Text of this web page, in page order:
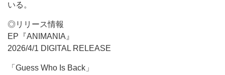
いる。
◎リリース情報
EP『ANIMANIA』
2026/4/1 DIGITAL RELEASE
「Guess Who Is Back」